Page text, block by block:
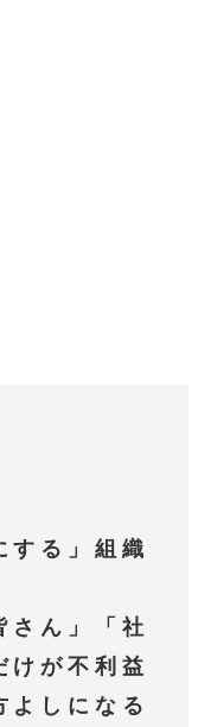
する」組織
さん」「社
けが不利益
よしになる